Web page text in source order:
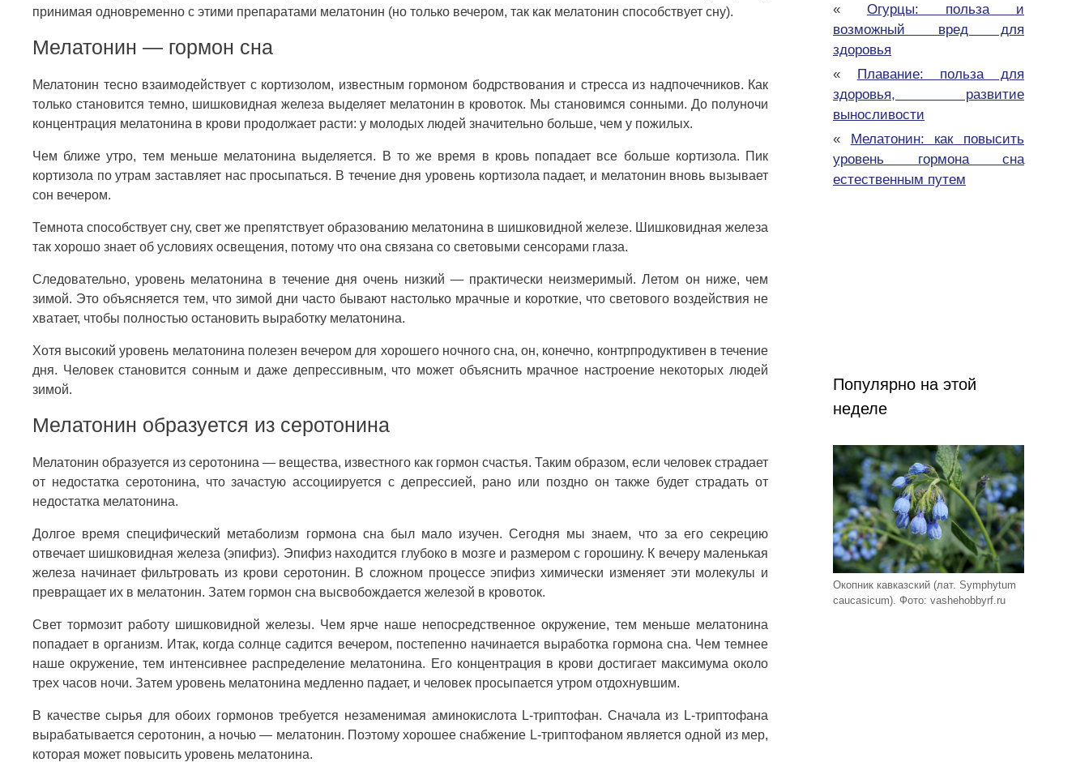
принимая одновременно с этими препаратами мелатонин (но только вечером, так как мелатонин способствует сну).
Мелатонин — гормон сна
Мелатонин тесно взаимодействует с кортизолом, известным гормоном бодрствования и стресса из надпочечников. Как
только становится темно, шишковидная железа выделяет мелатонин в кровоток. Мы становимся сонными. До полуночи
концентрация мелатонина в крови продолжает расти: у молодых людей значительно больше, чем у пожилых.
Чем ближе утро, тем меньше мелатонина выделяется. В то же время в кровь попадает все больше кортизола. Пик
кортизола по утрам заставляет нас просыпаться. В течение дня уровень кортизола падает, и мелатонин вновь вызывает
сон вечером.
Темнота способствует сну, свет же препятствует образованию мелатонина в шишковидной железе. Шишковидная железа
так хорошо знает об условиях освещения, потому что она связана со световыми сенсорами глаза.
Следовательно, уровень мелатонина в течение дня очень низкий — практически неизмеримый. Летом он ниже, чем
зимой. Это объясняется тем, что зимой дни часто бывают настолько мрачные и короткие, что светового воздействия не
хватает, чтобы полностью остановить выработку мелатонина.
Хотя высокий уровень мелатонина полезен вечером для хорошего ночного сна, он, конечно, контрпродуктивен в течение
дня. Человек становится сонным и даже депрессивным, что может объяснить мрачное настроение некоторых людей
зимой.
Мелатонин образуется из серотонина
Мелатонин образуется из серотонина — вещества, известного как гормон счастья. Таким образом, если человек страдает
от недостатка серотонина, что зачастую ассоциируется с депрессией, рано или поздно он также будет страдать от
недостатка мелатонина.
Долгое время специфический метаболизм гормона сна был мало изучен. Сегодня мы знаем, что за его секрецию
отвечает шишковидная железа (эпифиз). Эпифиз находится глубоко в мозге и размером с горошину. К вечеру маленькая
железа начинает фильтровать из крови серотонин. В сложном процессе эпифиз химически изменяет эти молекулы и
превращает их в мелатонин. Затем гормон сна высвобождается железой в кровоток.
Свет тормозит работу шишковидной железы. Чем ярче наше непосредственное окружение, тем меньше мелатонина
попадает в организм. Итак, когда солнце садится вечером, постепенно начинается выработка гормона сна. Чем темнее
наше окружение, тем интенсивнее распределение мелатонина. Его концентрация в крови достигает максимума около
трех часов ночи. Затем уровень мелатонина медленно падает, и человек просыпается утром отдохнувшим.
В качестве сырья для обоих гормонов требуется незаменимая аминокислота L-триптофан. Сначала из L-триптофана
вырабатывается серотонин, а ночью — мелатонин. Поэтому хорошее снабжение L-триптофаном является одной из мер,
которая может повысить уровень мелатонина.
« Огурцы: польза и
возможный вред для
здоровья
«
Плавание: польза для
здоровья, развитие
выносливости
«
Мелатонин: как повысить
уровень гормона сна
естественным путем
Популярно на этой
неделе
Окопник кавказский (лат. Symphytum
caucasicum). Фото: vashehobbyrf.ru